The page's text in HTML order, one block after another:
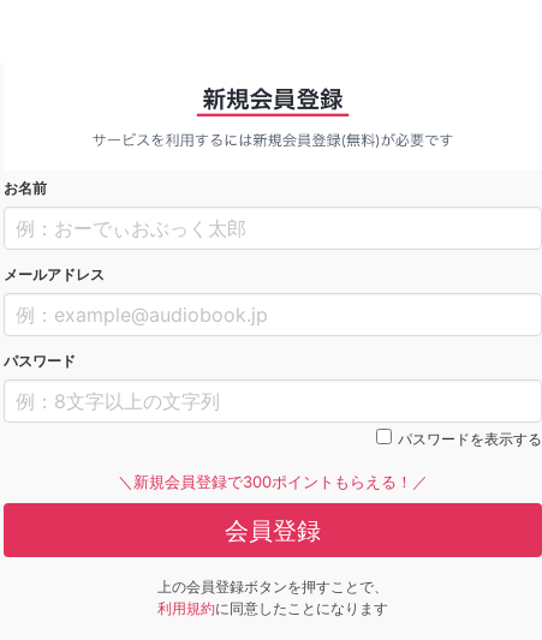
お名前
メールアドレス
パスワード
パスワードを表示する
＼新規会員登録で300ポイントもらえる！／
会員登録
上の会員登録ボタンを押すことで、
利用規約に同意したことになります